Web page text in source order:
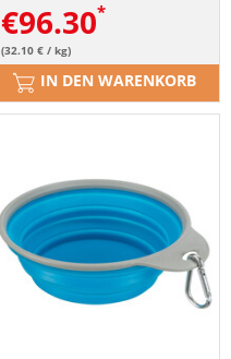
€96.30
(32.10 € / kg)
IN DEN WARENKORB